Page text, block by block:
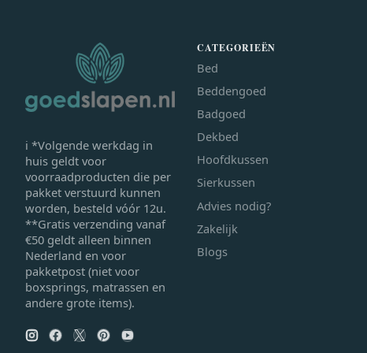
ℹ *Volgende werkdag in
huis geldt voor
voorraadproducten die per
pakket verstuurd kunnen
worden, besteld vóór 12u.
**Gratis verzending vanaf
€50 geldt alleen binnen
Nederland en voor
pakketpost (niet voor
boxsprings, matrassen en
andere grote items).
CATEGORIEËN
Bed
Beddengoed
Badgoed
Dekbed
Hoofdkussen
Sierkussen
Advies nodig?
Zakelijk
Blogs